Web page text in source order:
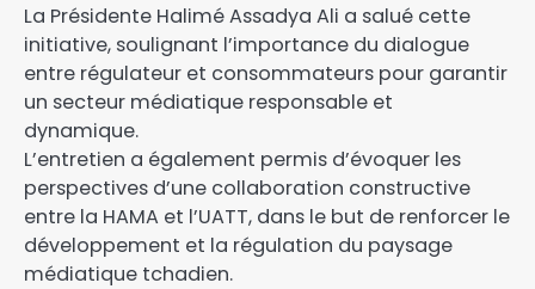
La Présidente Halimé Assadya Ali a salué cette
initiative, soulignant l’importance du dialogue
entre régulateur et consommateurs pour garantir
un secteur médiatique responsable et
dynamique.
L’entretien a également permis d’évoquer les
perspectives d’une collaboration constructive
entre la HAMA et l’UATT, dans le but de renforcer le
développement et la régulation du paysage
médiatique tchadien.